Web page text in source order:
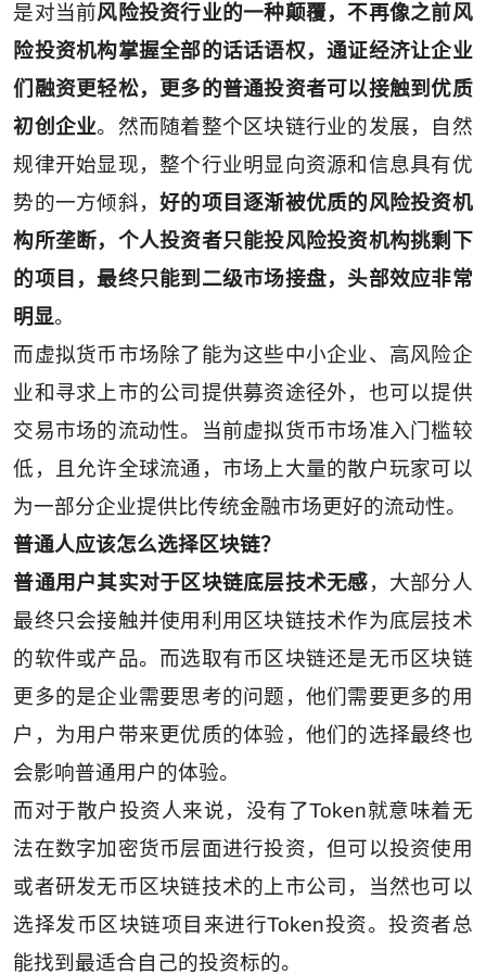
是对当前风险投资行业的一种颠覆，不再像之前风
险投资机构掌握全部的话话语权，通证经济让企业
们融资更轻松，更多的普通投资者可以接触到优质
初创企业。然而随着整个区块链行业的发展，自然
规律开始显现，整个行业明显向资源和信息具有优
势的一方倾斜，好的项目逐渐被优质的风险投资机
构所垄断，个人投资者只能投风险投资机构挑剩下
的项目，最终只能到二级市场接盘，头部效应非常
明显。
而虚拟货币市场除了能为这些中小企业、高风险企
业和寻求上市的公司提供募资途径外，也可以提供
交易市场的流动性。当前虚拟货币市场准入门槛较
低，且允许全球流通，市场上大量的散户玩家可以
为一部分企业提供比传统金融市场更好的流动性。
普通人应该怎么选择区块链？
普通用户其实对于区块链底层技术无感，大部分人
最终只会接触并使用利用区块链技术作为底层技术
的软件或产品。而选取有币区块链还是无币区块链
更多的是企业需要思考的问题，他们需要更多的用
户，为用户带来更优质的体验，他们的选择最终也
会影响普通用户的体验。
而对于散户投资人来说，没有了Token就意味着无
法在数字加密货币层面进行投资，但可以投资使用
或者研发无币区块链技术的上市公司，当然也可以
选择发币区块链项目来进行Token投资。投资者总
能找到最适合自己的投资标的。